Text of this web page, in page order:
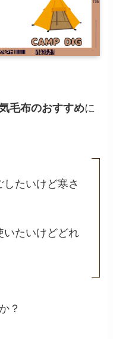
毛布のおすすめに
したいけど寒さ
いたいけどどれ
？